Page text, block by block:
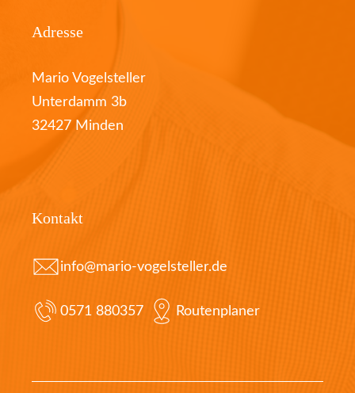
Adresse
Mario Vogelsteller
Unterdamm 3b
32427 Minden
Kontakt
info@mario-vogelsteller.de
0571 880357 Routenplaner